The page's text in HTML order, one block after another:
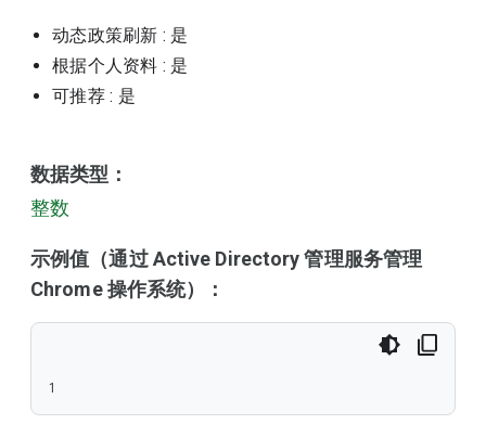
动态政策刷新 : 是
根据个人资料 : 是
可推荐 : 是
数据类型：
整数
示例值（通过 Active Directory 管理服务管理
Chrome 操作系统）：
1